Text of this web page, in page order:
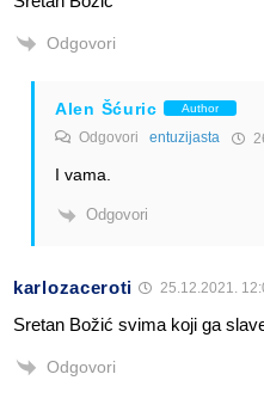
Odgovori
Alen Šćuric Author
Odgovori entuzijasta
I vama.
Odgovori
karlozaceroti 25.12.2021.
Sretan Božić svima koji ga
Odgovori